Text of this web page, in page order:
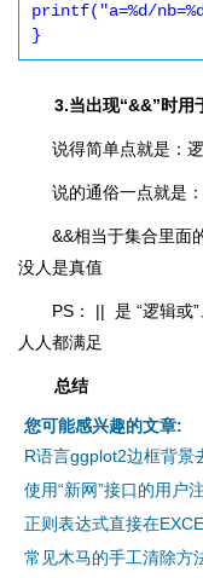
printf("a=%d/
3.当出现“&&”时用
说得简单点就是：
说的通俗一点就是
&&相当于集合里
没人是真值
PS： || 是 “逻辑
人人都满足
总结
您可能感兴趣的文章:
R语言ggplot2边框背景
使用“新网”接口的用户
正则表达式直接在
常见木马的手工清除方